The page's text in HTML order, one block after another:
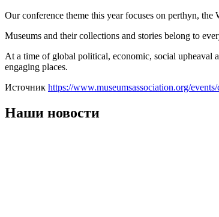
Our conference theme this year focuses on perthyn, the
Museums and their collections and stories belong to
At a time of global political, economic, social upheaval
engaging places.
Источник https://www.museumsassociation.org/
Наши новости